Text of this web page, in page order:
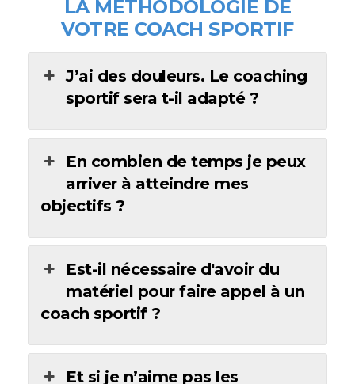
LA MÉTHODOLOGIE DE
VOTRE COACH SPORTIF
J’ai des douleurs. Le coaching
sportif sera t-il adapté ?
En combien de temps je peux
arriver à atteindre mes
objectifs ?
Est-il nécessaire d'avoir du
matériel pour faire appel à un
coach sportif ?
Et si je n’aime pas les